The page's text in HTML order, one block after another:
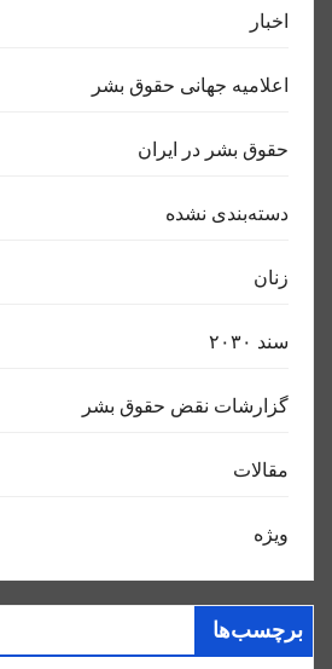
اخبار
اعلاميه جهانی حقوق بشر
حقوق بشر در ایران
دسته‌بندی نشده
زنان
سند ٢٠٣٠
گزارشات نقض حقوق بشر
مقالات
ویژه
برچسب‌ها